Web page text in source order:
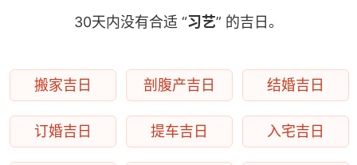
30天内没有合适 “习艺” 的吉日。
搬家吉日 剖腹产吉日 结婚吉日
订婚吉日 提车吉日 入宅吉日